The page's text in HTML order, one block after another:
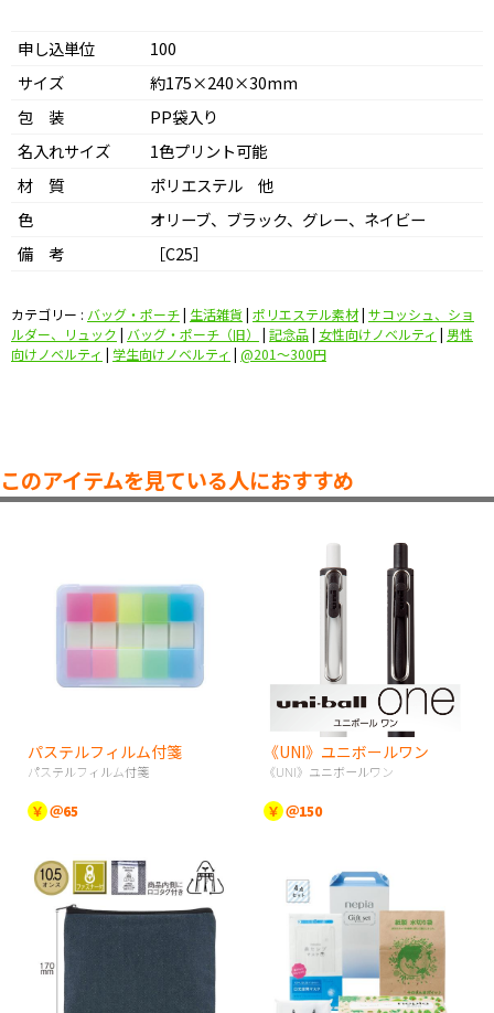
申し込単位
100
サイズ
約175×240×30mm
包 装
PP袋入り
名入れサイズ
1色プリント可能
材 質
ポリエステル 他
色
オリーブ、ブラック、グレー、ネイビー
備 考
［C25］
カテゴリー : バッグ・ポーチ| 生活雑貨| ポリエステル素材| サコッシュ、ショ
ルダー、リュック | バッグ・ポーチ（旧） | 記念品| 女性向けノベルティ | 男性
向けノベルティ | 学生向けノベルティ | @201〜300円
このアイテムを見ている人におすすめ
パステルフィルム付箋
パステルフィルム付箋
￥ ＠65
《UNI》ユニボールワン
《UNI》ユニボールワン
￥ ＠150